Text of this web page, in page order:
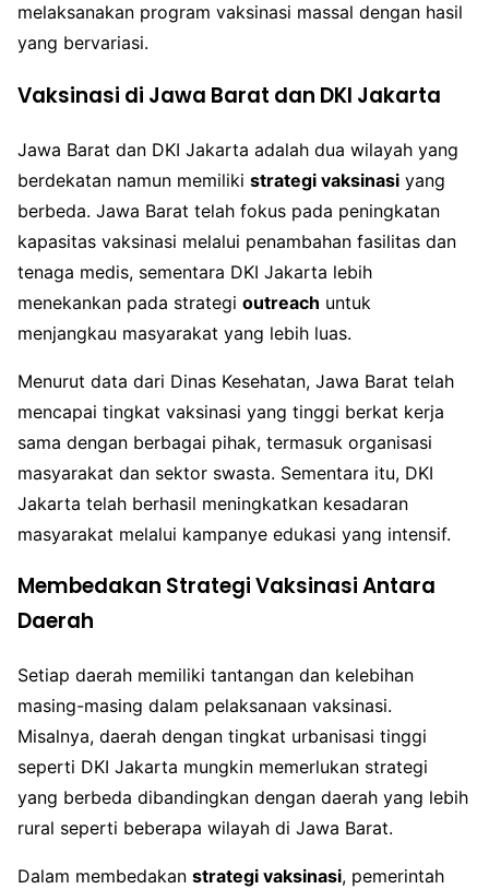
melaksanakan program vaksinasi massal dengan hasil
yang bervariasi.
Vaksinasi di Jawa Barat dan DKI Jakarta
Jawa Barat dan DKI Jakarta adalah dua wilayah yang
berdekatan namun memiliki strategi vaksinasi yang
berbeda. Jawa Barat telah fokus pada peningkatan
kapasitas vaksinasi melalui penambahan fasilitas dan
tenaga medis, sementara DKI Jakarta lebih
menekankan pada strategi outreach untuk
menjangkau masyarakat yang lebih luas.
Menurut data dari Dinas Kesehatan, Jawa Barat telah
mencapai tingkat vaksinasi yang tinggi berkat kerja
sama dengan berbagai pihak, termasuk organisasi
masyarakat dan sektor swasta. Sementara itu, DKI
Jakarta telah berhasil meningkatkan kesadaran
masyarakat melalui kampanye edukasi yang intensif.
Membedakan Strategi Vaksinasi Antara
Daerah
Setiap daerah memiliki tantangan dan kelebihan
masing-masing dalam pelaksanaan vaksinasi.
Misalnya, daerah dengan tingkat urbanisasi tinggi
seperti DKI Jakarta mungkin memerlukan strategi
yang berbeda dibandingkan dengan daerah yang lebih
rural seperti beberapa wilayah di Jawa Barat.
Dalam membedakan strategi vaksinasi, pemerintah